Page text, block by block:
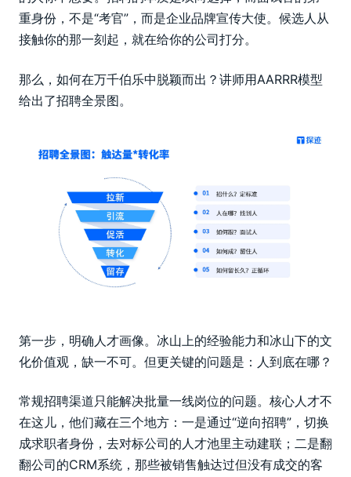
重身份，不是“考官”，而是企业品牌宣传大使。候选人从
接触你的那一刻起，就在给你的公司打分。
那么，如何在万千伯乐中脱颖而出？讲师用AARRR模型
给出了招聘全景图。
第一步，明确人才画像。冰山上的经验能力和冰山下的文
化价值观，缺一不可。但更关键的问题是：人到底在哪？
常规招聘渠道只能解决批量一线岗位的问题。核心人才不
在这儿，他们藏在三个地方：一是通过“逆向招聘”，切换
成求职者身份，去对标公司的人才池里主动建联；二是翻
翻公司的CRM系统，那些被销售触达过但没有成交的客